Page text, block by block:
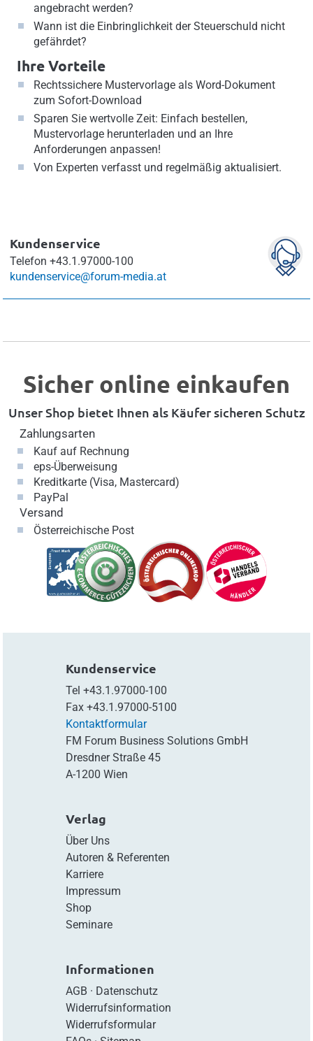
angebracht werden?
Wann ist die Einbringlichkeit der Steuerschuld nicht
gefährdet?
Ihre Vorteile
Rechtssichere Mustervorlage als Word-Dokument
zum Sofort-Download
Sparen Sie wertvolle Zeit: Einfach bestellen,
Mustervorlage herunterladen und an Ihre
Anforderungen anpassen!
Von Experten verfasst und regelmäßig aktualisiert.
Kundenservice
Telefon +43.1.97000-100
kundenservice@forum-media.at
Sicher online einkaufen
Unser Shop bietet Ihnen als Käufer sicheren Schutz
Zahlungsarten
Kauf auf Rechnung
eps-Überweisung
Kreditkarte (Visa, Mastercard)
PayPal
Versand
Österreichische Post
Kundenservice
Tel +43.1.97000-100
Fax +43.1.97000-5100
Kontaktformular
FM Forum Business Solutions GmbH
Dresdner Straße 45
A-1200 Wien
Verlag
Über Uns
Autoren & Referenten
Karriere
Impressum
Shop
Seminare
Informationen
AGB · Datenschutz
Widerrufsinformation
Widerrufsformular